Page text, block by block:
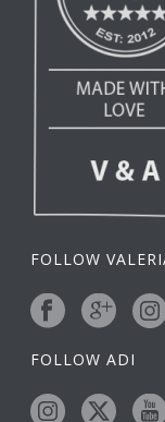
FOLLOW
FOLLOW ADI